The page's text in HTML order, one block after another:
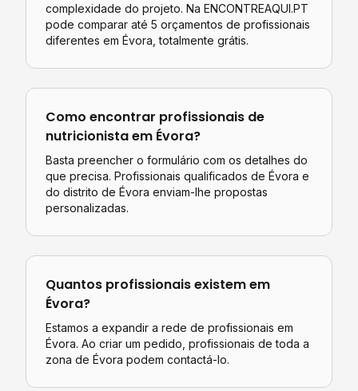
complexidade do projeto. Na ENCONTREAQUI.PT
pode comparar até 5 orçamentos de profissionais
diferentes em Évora , totalmente grátis.
Como encontrar profissionais de
nutricionistaem Évora?
Basta preencher o formulário com os detalhes do
que precisa. Profissionais qualificados de Évora e
do distrito de Évora enviam-lhe propostas
personalizadas.
Quantos profissionais existem em
Évora?
Estamos a expandir a rede de profissionais em
Évora. Ao criar um pedido, profissionais de toda a
zona de Évora podem contactá-lo.